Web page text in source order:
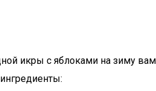
икры с яблоками на зиму вам